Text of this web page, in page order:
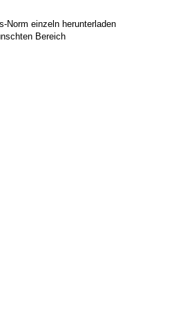
Norm einzeln herunterladen
Bereich